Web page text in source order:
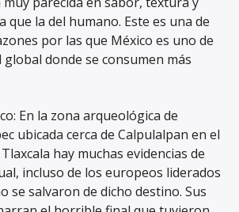
que la del humano. Este es una de
por las que México es uno de
global donde se consumen más
En la zona arqueológica de
ubicada cerca de Calpulalpan en el
hay muchas evidencias de
incluso de los europeos liderados
se salvaron de dicho destino. Sus